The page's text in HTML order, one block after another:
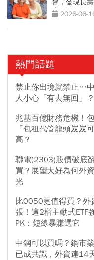
會，發現長
歲秘訣」
2026-06-
熱門話題
禁止你出境就禁止…
人小心「有去無回」
兆基百億財務危機！
「包租代管龍頭岌岌
高？
聯電(2303)股價破底
買？展望大好為何外
光
比0050更值得買？
張！這2檔主動式ETF
PK：短線暴賺選它
中鋼可以買嗎？鋼市
已成共識，外資連14